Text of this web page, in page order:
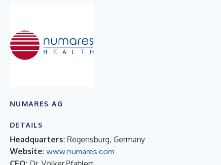
NUMARES AG
DETAILS
Headquarters: Regensburg, Germany
Website: www.numares.com